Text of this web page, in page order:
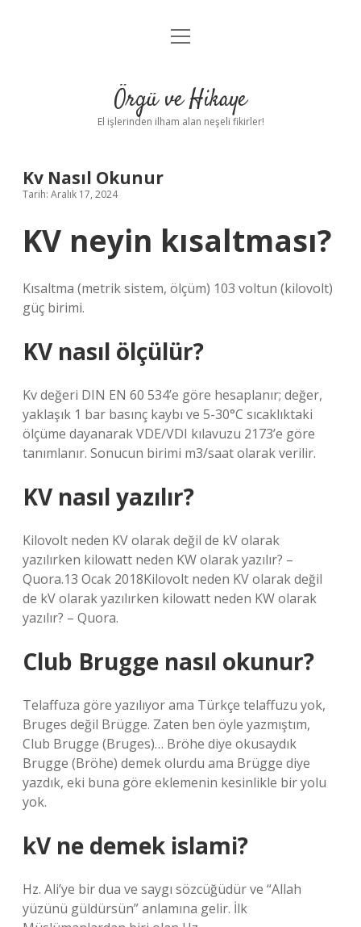
Anasayfa
Yasal Uyarı
menüyü
Örgü ve Hikaye
El işlerinden ilham alan neşeli fikirler!
Kv Nasıl Okunur
Tarih: Aralık 17, 2024
KV neyin kısaltması?
Kısaltma (metrik sistem, ölçüm) 103 voltun (kilovolt)
güç birimi.
KV nasıl ölçülür?
Kv değeri DIN EN 60 534’e göre hesaplanır; değer,
yaklaşık 1 bar basınç kaybı ve 5-30°C sıcaklıktaki
ölçüme dayanarak VDE/VDI kılavuzu 2173’e göre
tanımlanır. Sonucun birimi m3/saat olarak verilir.
KV nasıl yazılır?
Kilovolt neden KV olarak değil de kV olarak
yazılırken kilowatt neden KW olarak yazılır? –
Quora.13 Ocak 2018Kilovolt neden KV olarak değil
de kV olarak yazılırken kilowatt neden KW olarak
yazılır? – Quora.
Club Brugge nasıl okunur?
Telaffuza göre yazılıyor ama Türkçe telaffuzu yok,
Bruges değil Brügge. Zaten ben öyle yazmıştım,
Club Brugge (Bruges)… Bröhe diye okusaydık
Brugge (Bröhe) demek olurdu ama Brügge diye
yazdık, eki buna göre eklemenin kesinlikle bir yolu
yok.
kV ne demek islami?
Hz. Ali’ye bir dua ve saygı sözcüğüdür ve “Allah
yüzünü güldürsün” anlamına gelir. İlk